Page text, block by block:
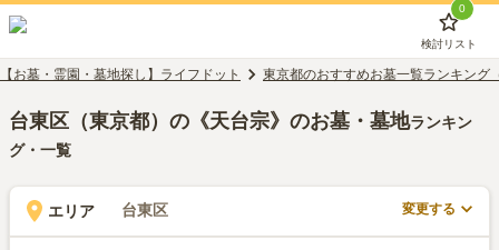
0
検討リスト
【お墓・霊園・墓地探し】ライフドット 東京都のおすすめお墓一覧ランキング
台東区（東京都）の《天台宗》のお墓・墓地ランキン
グ・一覧
エリア 台東区 変更する